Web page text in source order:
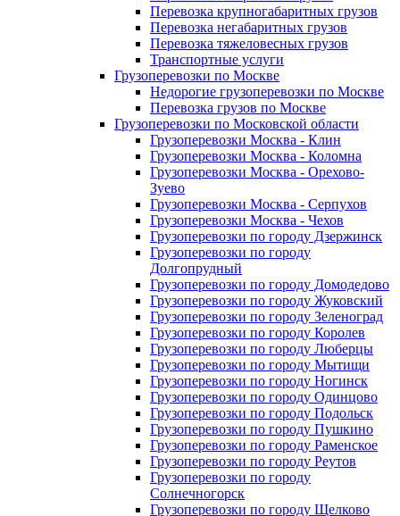
Перевозка крупногабаритных грузов
Перевозка негабаритных грузов
Перевозка тяжеловесных грузов
Транспортные услуги
Грузоперевозки по Москве
Недорогие грузоперевозки по Москве
Перевозка грузов по Москве
Грузоперевозки по Московской области
Грузоперевозки Москва - Клин
Грузоперевозки Москва - Коломна
Грузоперевозки Москва - Орехово-
Зуево
Грузоперевозки Москва - Серпухов
Грузоперевозки Москва - Чехов
Грузоперевозки по городу Дзержинск
Грузоперевозки по городу
Долгопрудный
Грузоперевозки по городу Домодедово
Грузоперевозки по городу Жуковский
Грузоперевозки по городу Зеленоград
Грузоперевозки по городу Королев
Грузоперевозки по городу Люберцы
Грузоперевозки по городу Мытищи
Грузоперевозки по городу Ногинск
Грузоперевозки по городу Одинцово
Грузоперевозки по городу Подольск
Грузоперевозки по городу Пушкино
Грузоперевозки по городу Раменское
Грузоперевозки по городу Реутов
Грузоперевозки по городу
Солнечногорск
Грузоперевозки по городу Щелково